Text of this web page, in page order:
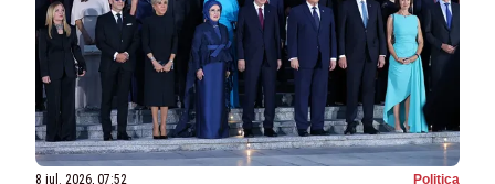
8 iul. 2026, 07:52 Politica